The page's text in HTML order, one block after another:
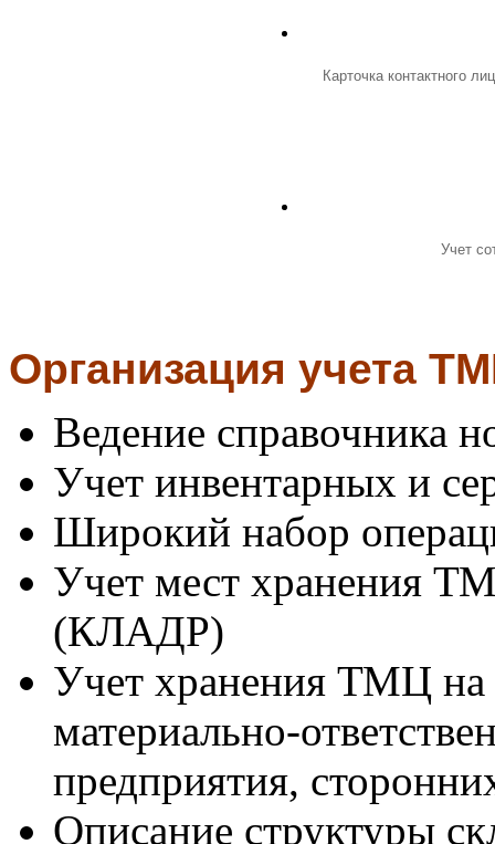
Карточка контактного
Учет
Организация учета
Ведение справочника
Учет инвентарных и
Широкий набор
Учет мест хранения
(КЛАДР)
Учет хранения ТМЦ на
материально-
предприятия,
Описание структуры